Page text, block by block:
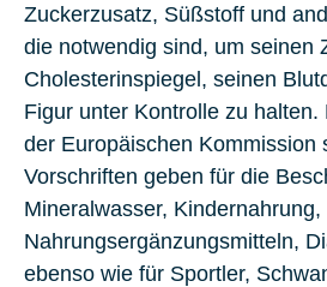
Zuckerzusatz, Süßstoff und
die notwendig sind, um seinen
Cholesterinspiegel, seinen
Figur unter Kontrolle zu halten.
der Europäischen Kommission
Vorschriften geben für die
Mineralwasser, Kindernahrung,
Nahrungsergänzungsmitteln,
ebenso wie für Sportler,